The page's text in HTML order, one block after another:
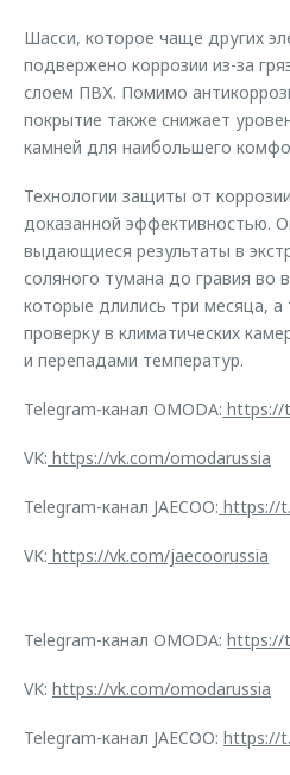
Шасси, которое чаще других
подвержено коррозии из-за
слоем ПВХ. Помимо
покрытие также снижает
камней для наибольшего
Технологии защиты от
доказанной эффективностью.
выдающиеся результаты в
соляного тумана до гравия во
которые длились три месяца,
проверку в климатических
и перепадами температур.
Telegram-канал OMODA: https://
VK: https://vk.com/omodarussia
Telegram-канал JAECOO: https://
VK: https://vk.com/jaecoorussia
Telegram-канал OMODA: https://
VK: https://vk.com/omodarussia
Telegram-канал JAECOO: https://